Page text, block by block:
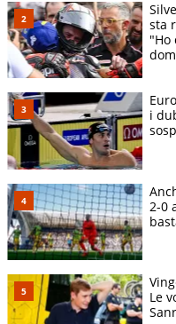
sta
"Ho
i
2-0
Le